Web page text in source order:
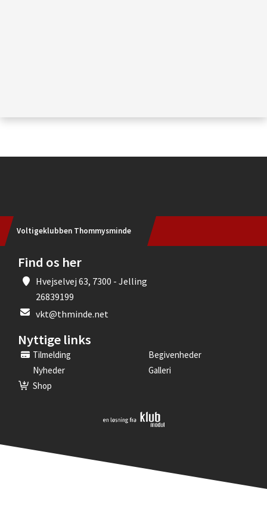
Voltigeklubben Thommysminde
Find os her
Hvejselvej 63, 7300 - Jelling
26839199
vkt@thminde.net
Nyttige links
Tilmelding
Begivenheder
Nyheder
Galleri
Shop